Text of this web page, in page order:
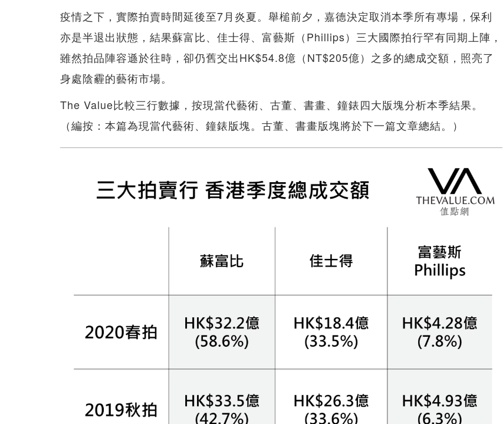
疫情之下，實際拍賣時間延後至7月炎夏。舉槌前夕，嘉德決定取消本季所有專場，保利
亦是半退出狀態，結果蘇富比、佳士得、富藝斯（Phillips）三大國際拍行罕有同期上陣，
雖然拍品陣容遜於往時，卻仍舊交出HK$54.8億（NT$205億）之多的總成交額，照亮了
身處陰霾的藝術市場。
The Value比較三行數據，按現當代藝術、古董、書畫、鐘錶四大版塊分析本季結果。
（編按：本篇為現當代藝術、鐘錶版塊。古董、書畫版塊將於下一篇文章總結。）